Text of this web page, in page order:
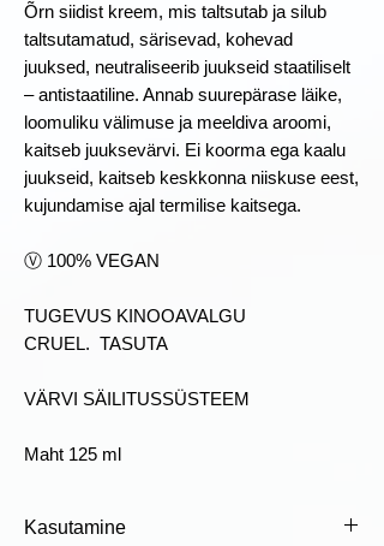
Õrn siidist kreem, mis taltsutab ja silub
taltsutamatud, särisevad, kohevad
juuksed, neutraliseerib juukseid staatiliselt
– antistaatiline. Annab suurepärase läike,
loomuliku välimuse ja meeldiva aroomi,
kaitseb juuksevärvi. Ei koorma ega kaalu
juukseid, kaitseb keskkonna niiskuse eest,
kujundamise ajal termilise kaitsega.
Ⓥ 100% VEGAN
TUGEVUS KINOOAVALGU
CRUEL.  TASUTA
VÄRVI SÄILITUSSÜSTEEM
Maht 125 ml
Kasutamine